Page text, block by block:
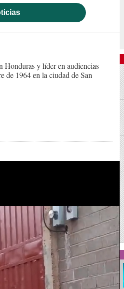
Honduras y líder en audiencias
de 1964 en la ciudad de San